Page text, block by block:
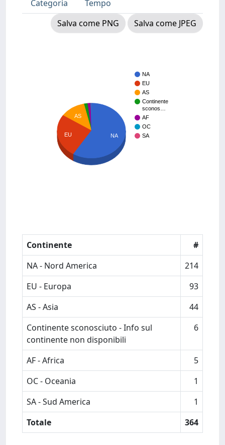
Categoria
Tempo
Salva come PNG
Salva come JPEG
NA
EU
AS
Continente
sconos…
AF
OC
SA
AS
EU NA
Continente
#
NA - Nord America
214
EU - Europa
93
AS - Asia
44
Continente sconosciuto - Info sul
continente non disponibili
6
AF - Africa
5
OC - Oceania
1
SA - Sud America
1
Totale
364